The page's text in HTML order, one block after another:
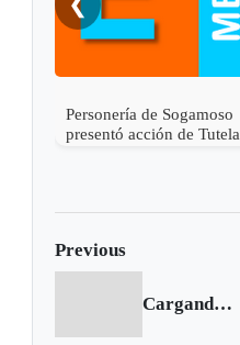
Personería de Sogamoso
presentó acción de Tutela
Previous
Cargando anterior...